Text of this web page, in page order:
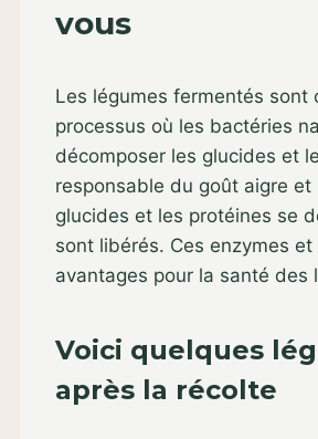
vous
Les légumes fermentés sont
processus où les bactéries
décomposer les glucides et
responsable du goût aigre
glucides et les protéines se
sont libérés. Ces enzymes
avantages pour la santé des
Voici quelques
après la récolte